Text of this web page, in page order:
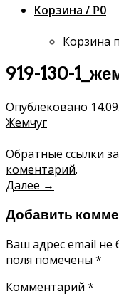
Корзина / Р0
Корзина
919-130-
Опублековано
Жемчуг
Обратные ссылки
коментарий.
Далее →
Добавить
Ваш адрес email не
поля помечены *
Комментарий *